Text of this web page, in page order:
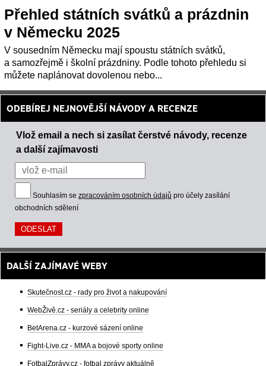
Přehled státních svátků a prázdnin
v Německu 2025
V sousedním Německu mají spoustu státních svátků,
a samozřejmě i školní prázdniny. Podle tohoto přehledu si
můžete naplánovat dovolenou nebo...
ODEBÍREJ NEJNOVĚJŠÍ NÁVODY A RECENZE
Vlož email a nech si zasílat čerstvé návody, recenze
a další zajímavosti
Souhlasím se zpracováním osobních údajů pro účely zasílání
obchodních sdělení
DALŠÍ ZAJÍMAVÉ WEBY
Skutečnost.cz - rady pro život a nakupování
WebŽivě.cz - seriály a celebrity online
BetArena.cz - kurzové sázení online
Fight-Live.cz - MMA a bojové sporty online
FotbalZprávy.cz - fotbal zprávy aktuálně